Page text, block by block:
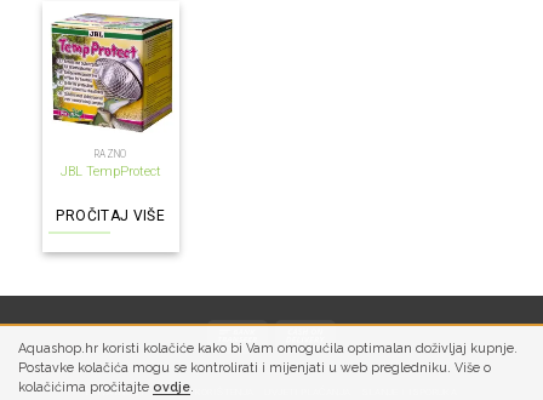
Aquashop.hr koristi kolačiće kako bi Vam omogućila optimalan doživljaj kupnje.
Postavke kolačića mogu se kontrolirati i mijenjati u web pregledniku. Više o
kolačićima pročitajte ovdje
RAZNO
JBL TempProtect
PROČITAJ VIŠE
PRIVATNOST UVJETI KORIŠTENJA